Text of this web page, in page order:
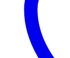
Anzahl